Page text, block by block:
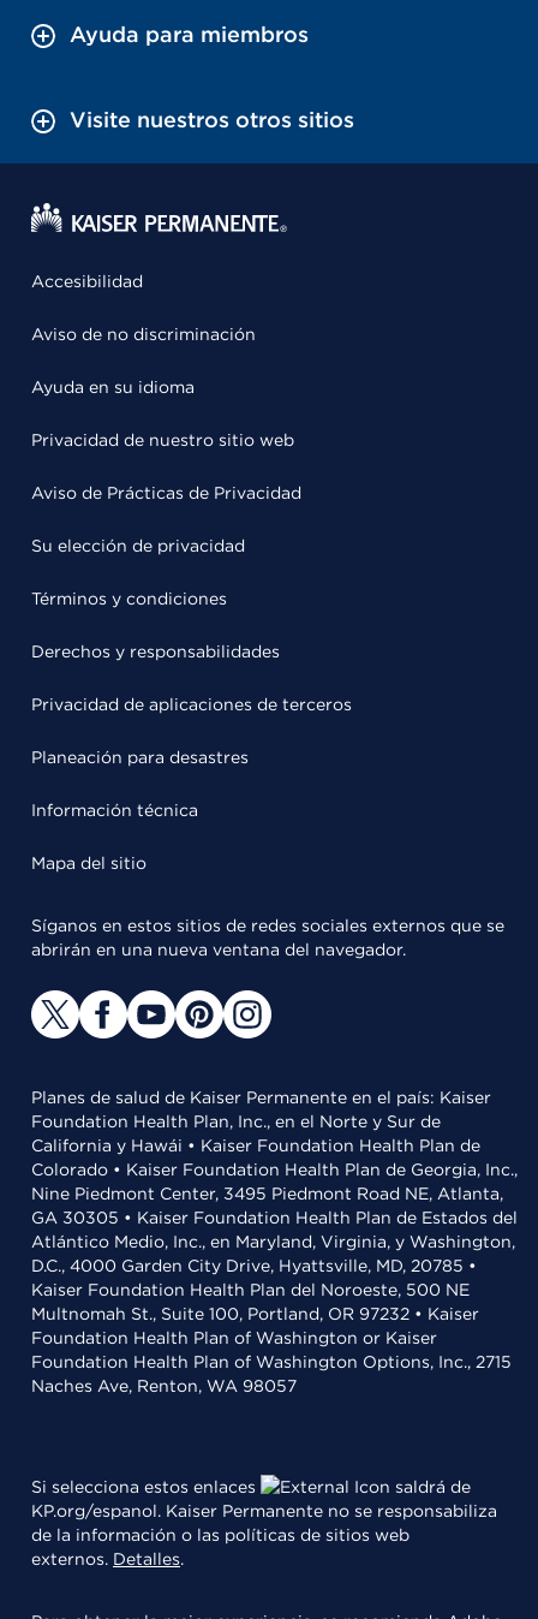
Ayuda para miembros
Visite nuestros otros sitios
Accesibilidad
Aviso de no discriminación
Ayuda en su idioma
Privacidad de nuestro sitio web
Aviso de Prácticas de Privacidad
Su elección de privacidad
Términos y condiciones
Derechos y responsabilidades
Privacidad de aplicaciones de terceros
Planeación para desastres
Información técnica
Mapa del sitio
Síganos en estos sitios de redes sociales externos que se
abrirán en una nueva ventana del navegador.
Planes de salud de Kaiser Permanente en el país: Kaiser
Foundation Health Plan, Inc., en el Norte y Sur de
California y Hawái • Kaiser Foundation Health Plan de
Colorado • Kaiser Foundation Health Plan de Georgia, Inc.,
Nine Piedmont Center, 3495 Piedmont Road NE, Atlanta,
GA 30305 • Kaiser Foundation Health Plan de Estados del
Atlántico Medio, Inc., en Maryland, Virginia, y Washington,
D.C., 4000 Garden City Drive, Hyattsville, MD, 20785 •
Kaiser Foundation Health Plan del Noroeste, 500 NE
Multnomah St., Suite 100, Portland, OR 97232 • Kaiser
Foundation Health Plan of Washington or Kaiser
Foundation Health Plan of Washington Options, Inc., 2715
Naches Ave, Renton, WA 98057
Si selecciona estos enlaces
saldrá de
KP.org/espanol. Kaiser Permanente no se responsabiliza
de la información o las políticas de sitios web
externos. Detalles.